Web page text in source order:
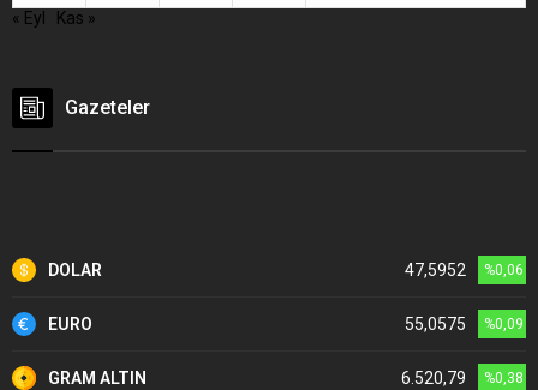
« Eyl
Kas »
Gazeteler
DOLAR 47,5952 %0,06
EURO 55,0575 %0,09
GRAM ALTIN 6.520,79 %0,38